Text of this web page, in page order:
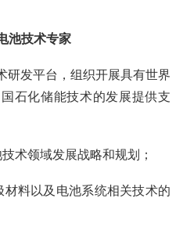
池技术专家
研发平台，组织开展具有世界
石化储能技术的发展提供支
术领域发展战略和规划；
材料以及电池系统相关技术的